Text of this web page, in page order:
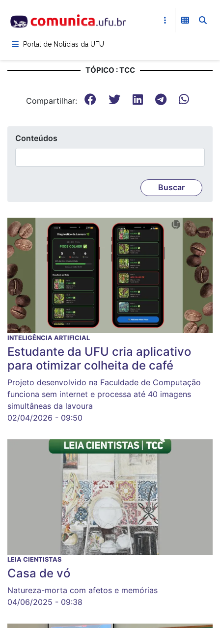
para
conteúdoPortal de Notícias da UFU
TÓPICO : TCC
Compartilhar:
Conteúdos
INTELIGÊNCIA ARTIFICIAL
Estudante da UFU cria aplicativo
para otimizar colheita de café
Projeto desenvolvido na Faculdade de Computação
funciona sem internet e processa até 40 imagens
simultâneas da lavoura
02/04/2026 - 09:50
LEIA CIENTISTAS
Casa de vó
Natureza-morta com afetos e memórias
04/06/2025 - 09:38